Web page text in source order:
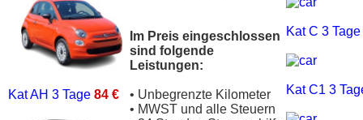
Kat AH 3 Tage 84 €
Im Preis eingeschlossen
sind folgende
Leistungen:
• Unbegrenzte Kilometer
• MWST und alle Steuern
Kat C 3 Tage
Kat C1 3